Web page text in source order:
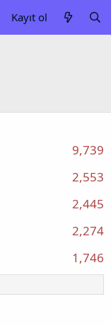
Kayıt ol
9,739
2,553
2,445
2,274
1,746